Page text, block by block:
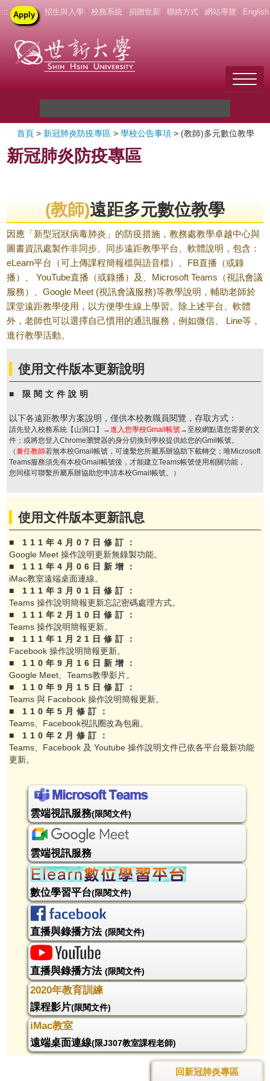
::: Apply | 招生與入學 校務系統 捐贈世新 聯絡方式 網站導覽 English
關於世新
未來學生
在校生
教職員
校友
媒體
首頁 > 新冠肺炎防疫專區 >學校公告事項 > (教師)多元數位教學
新冠肺炎防疫專區
(教師)遠距多元數位教學
因應「新型冠狀病毒肺炎」的防疫措施，教務處教學卓越中心與
圖書資訊處製作非同步、同步遠距教學平台、軟體說明，包含：
eLearn平台（可上傳課程簡報檔與語音檔）、FB直播（或錄
播）、 YouTube直播（或錄播）及、Microsoft Teams（視訊會議
服務）、Google Meet (視訊會議服務)等教學說明，輔助老師於
課堂遠距教學使用，以方便學生線上學習。除上述平台、軟體
外，老師也可以選擇自己慣用的通訊服務，例如微信、 Line等，
進行教學活動。
使用文件版本更新說明
■ 限閱文件說明
以下各遠距教學方案說明，僅供本校教職員閱覽，存取方式：
請先登入校務系統【山洞口】→進入您學校Gmail帳號→至校網點選您需要的文
件；或將您登入Chrome瀏覽器的身分切換到學校提供給您的Gmil帳號。
（兼任教師若無本校Gmail帳號，可連繫您所屬系辦協助下載轉交；唯Microsoft
Teams服務須先有本校Gmail帳號後，才能建立Teams帳號使用相關功能，
您同樣可聯繫所屬系辦協助您申請本校Gmail帳號。）
使用文件版本更新訊息
■ 111年4月07日修訂：
Google Meet 操作說明更新無錄製功能。
■ 111年4月06日新增：
iMac教室遠端桌面連線。
■ 111年3月01日修訂：
Teams 操作說明簡報更新忘記密碼處理方式。
■ 111年2月10日修訂：
Teams 操作說明簡報更新。
■ 111年1月21日修訂：
Facebook 操作說明簡報更新。
■ 110年9月16日新增：
Google Meet、Teams教學影片。
■ 110年9月15日修訂：
Teams 與 Facebook 操作說明簡報更新。
■ 110年5月修訂：
Teams、Facebook視訊圈改為包廂。
■ 110年2月修訂：
Teams、Facebook 及 Youtube 操作說明文件已依各平台最新功能
更新。
雲端視訊服務(限閱文件)
雲端視訊服務
數位學習平台(限閱文件)
直播與錄播方法(限閱文件)
直播與錄播方法(限閱文件)
2020年教育訓練
課程影片(限閱文件)
iMac教室
遠端桌面連線(限J307教室課程老師)
回新冠肺炎專區